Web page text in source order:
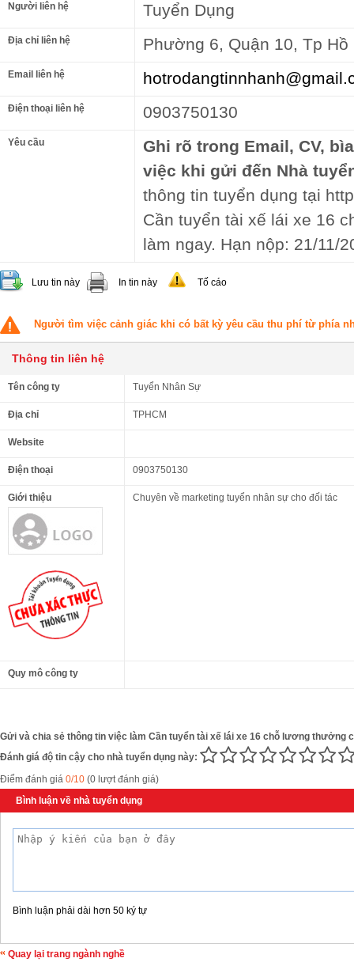
Người liên hệ Tuyển Dụng
Địa chỉ liên hệ Phường 6, Quận 10, Tp Hồ
Email liên hệ
Điện thoại liên hệ 0903750130
Yêu cầu
Ghi rõ trong Email, CV,
việc khi gửi đến Nhà
thông tin tuyển dụng tại
Cần tuyển tài xế lái xe 16
làm ngay. Hạn nộp: 21/11/
Lưu tin này In tin này Tố cáo
Người tìm việc cảnh giác khi có bất kỳ yêu cầu thu phí từ phía
Thông tin liên hệ
Tên công ty Tuyển Nhân Sự
Địa chỉ TPHCM
Website
Điện thoại 0903750130
Giới thiệu Chuyên về marketing tuyển nhân sự cho đối tác
Quy mô công ty
Gửi và chia sẻ thông tin việc làm Cần tuyển tài xế lái xe 16 chỗ lương thưởng
Đánh giá độ tin cậy cho nhà tuyển dụng này:
Điểm đánh giá 0/10 (0 lượt đánh giá)
Bình luận về nhà tuyển dụng
Bình luận phải dài hơn 50 ký tự
Quay lại trang ngành nghề